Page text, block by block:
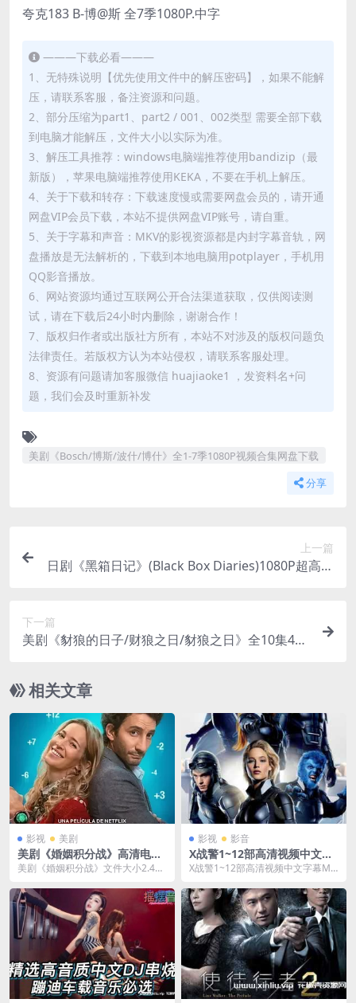
夸克183 B-博@斯 全7季1080P.中字
———下载必看———
1、无特殊说明【优先使用文件中的解压密码】，如果不能解
压，请联系客服，备注资源和问题。
2、部分压缩为part1、part2 / 001、002类型 需要全部下载
到电脑才能解压，文件大小以实际为准。
3、解压工具推荐：windows电脑端推荐使用bandizip（最
新版），苹果电脑端推荐使用KEKA，不要在手机上解压。
4、关于下载和转存：下载速度慢或需要网盘会员的，请开通
网盘VIP会员下载，本站不提供网盘VIP账号，请自重。
5、关于字幕和声音：MKV的影视资源都是内封字幕音轨，网
盘播放是无法解析的，下载到本地电脑用potplayer，手机用
QQ影音播放。
6、网站资源均通过互联网公开合法渠道获取，仅供阅读测
试，请在下载后24小时内删除，谢谢合作！
7、版权归作者或出版社方所有，本站不对涉及的版权问题负
法律责任。若版权方认为本站侵权，请联系客服处理。
8、资源有问题请加客服微信 huajiaoke1 ，发资料名+问
题，我们会及时重新补发
美剧《Bosch/博斯/波什/博什》全1-7季1080P视频合集网盘下载
分享
上一篇
日剧《黑箱日记》(Black Box Diaries)1080P超高清
下一篇
美剧《豺狼的日子/财狼之日/豺狼之日》全10集4K
相关文章
影视 美剧
美剧《婚姻积分战》高清电影
视频资源-百度云网盘下载
美剧《婚姻积分战》文件大小2.42
后解压使用。...
影视 影音
X战警1~12部高清视频中文字
幕MP4云网盘下载资料资源
X战警1~12部高清视频中文字幕MP
MKV+MP...